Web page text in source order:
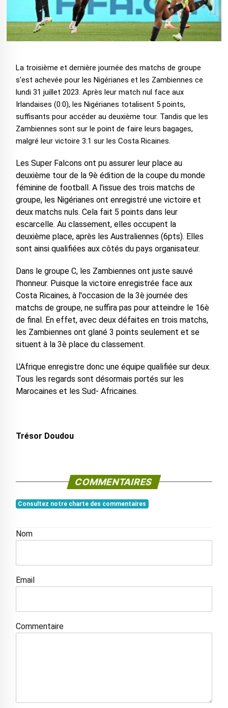
La troisième et dernière journée des matchs de groupe
s'est achevée pour les Nigérianes et les Zambiennes ce
lundi 31 juillet 2023. Après leur match nul face aux
Irlandaises (0:0), les Nigérianes totalisent 5 points,
suffisants pour accéder au deuxième tour. Tandis que les
Zambiennes sont sur le point de faire leurs bagages,
malgré leur victoire 3:1 sur les Costa Ricaines.
Les Super Falcons ont pu assurer leur place au
deuxième tour de la 9è édition de la coupe du monde
féminine de football. A l'issue des trois matchs de
groupe, les Nigérianes ont enregistré une victoire et
deux matchs nuls. Cela fait 5 points dans leur
escarcelle. Au classement, elles occupent la
deuxième place, après les Australiennes (6pts). Elles
sont ainsi qualifiées aux côtés du pays organisateur.
Dans le groupe C, les Zambiennes ont juste sauvé
l'honneur. Puisque la victoire enregistrée face aux
Costa Ricaines, à l'occasion de la 3è journée des
matchs de groupe, ne suffira pas pour atteindre le 16è
de final. En effet, avec deux défaites en trois matchs,
les Zambiennes ont glané 3 points seulement et se
situent à la 3è place du classement.
L'Afrique enregistre donc une équipe qualifiée sur deux.
Tous les regards sont désormais portés sur les
Marocaines et les Sud- Africaines.
Trésor Doudou
COMMENTAIRES
Consultez notre charte des commentaires
Nom
Email
Commentaire